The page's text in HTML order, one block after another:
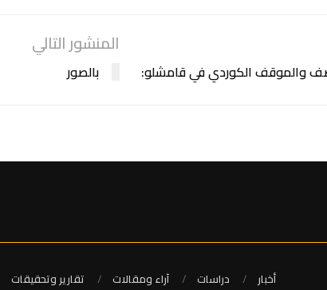
والموقف الكوردي في قامشلو:
المنشور التالي
بالصور
أخبار دراسات آراء ومقالات تقارير وتحقيقات